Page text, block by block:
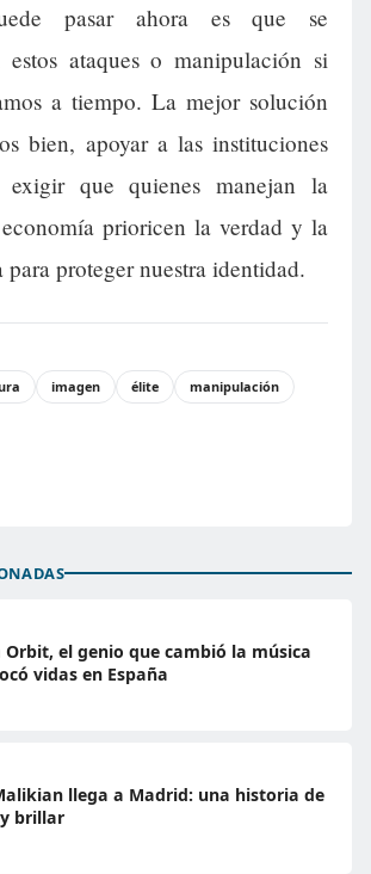
pasar ahora es que se
estos ataques o manipulación si
a tiempo. La mejor solución
bien, apoyar a las instituciones
exigir que quienes manejan la
prioricen la verdad y la
para proteger nuestra identidad.
imagen élite manipulación
el genio que cambió la música
vidas en España
llega a Madrid: una historia de
brillar